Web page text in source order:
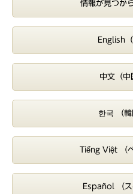
情報が見つか
English（
中文（中
한국 （韓
Tiếng Việt （
Español （ス